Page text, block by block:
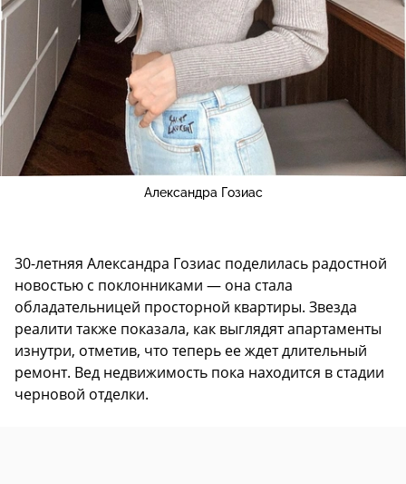
Александра Гозиас
30-летняя Александра Гозиас поделилась радостной
новостью с поклонниками — она стала
обладательницей просторной квартиры. Звезда
реалити также показала, как выглядят апартаменты
изнутри, отметив, что теперь ее ждет длительный
ремонт. Вед недвижимость пока находится в стадии
черновой отделки.